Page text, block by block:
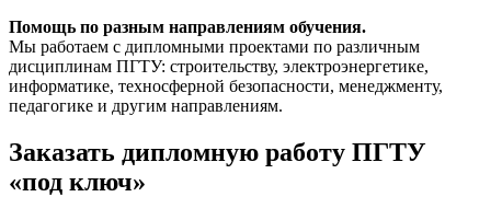
Помощь по разным направлениям обучения.
Мы работаем с дипломными проектами по различным
дисциплинам ПГТУ: строительству, электроэнергетике,
информатике, техносферной безопасности, менеджменту,
педагогике и другим направлениям.
Заказать дипломную работу ПГТУ
«под ключ»